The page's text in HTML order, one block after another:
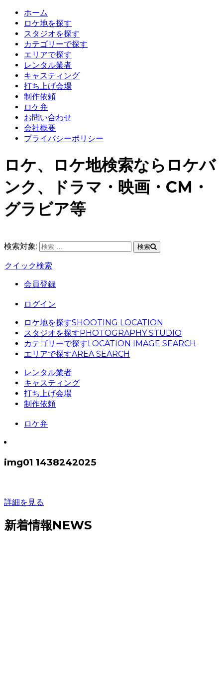
ホーム
ロケ地を探す
スタジオを探す
カテゴリーで探す
エリアで探す
レンタル業者
キャスティング
打ち上げ会場
制作依頼
ロケ弁
お問い合わせ
会社概要
プライバシーポリシー
ロケ、ロケ地検索ならロケバ
ンク、ドラマ・映画・CM・
グラビア等
検索対象: 検索
クイック検索
会員登録
ログイン
ロケ地を探すSHOOTING LOCATION
スタジオを探すPHOTOGRAPHY STUDIO
カテゴリーで探すLOCATION IMAGE SEARCH
エリアで探すAREA SEARCH
レンタル業者
キャスティング
打ち上げ会場
制作依頼
ロケ弁
img01 1438242025
詳細を見る
新着情報NEWS